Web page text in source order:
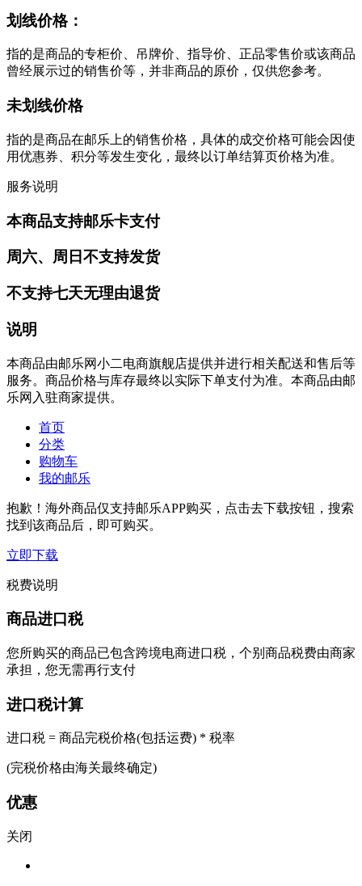
划线价格：
指的是商品的专柜价、吊牌价、指导价、正品零售价或该商品
曾经展示过的销售价等，并非商品的原价，仅供您参考。
未划线价格
指的是商品在邮乐上的销售价格，具体的成交价格可能会因使
用优惠券、积分等发生变化，最终以订单结算页价格为准。
服务说明
本商品支持邮乐卡支付
周六、周日不支持发货
不支持七天无理由退货
说明
本商品由邮乐网小二电商旗舰店提供并进行相关配送和售后等
服务。商品价格与库存最终以实际下单支付为准。本商品由邮
乐网入驻商家提供。
首页
分类
购物车
我的邮乐
抱歉！海外商品仅支持邮乐APP购买，点击去下载按钮，搜索
找到该商品后，即可购买。
立即下载
税费说明
商品进口税
您所购买的商品已包含跨境电商进口税，个别商品税费由商家
承担，您无需再行支付
进口税计算
进口税 = 商品完税价格(包括运费) * 税率
(完税价格由海关最终确定)
优惠
关闭